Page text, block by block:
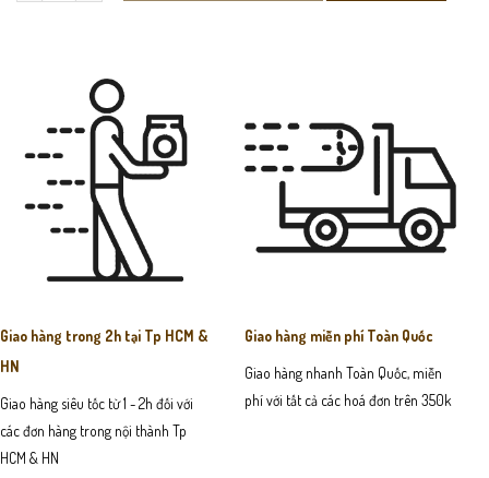
Giao hàng trong 2h tại Tp HCM &
HN
Giao hàng siêu tốc từ 1 - 2h đối với
các đơn hàng trong nội thành Tp
HCM & HN
Giao hàng miễn phí Toàn Quốc
Giao hàng nhanh Toàn Quốc, miễn
phí với tất cả các hoá đơn trên 350k